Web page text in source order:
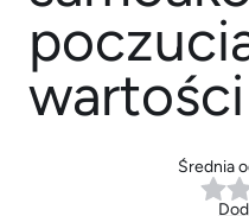
wartości
Średnia